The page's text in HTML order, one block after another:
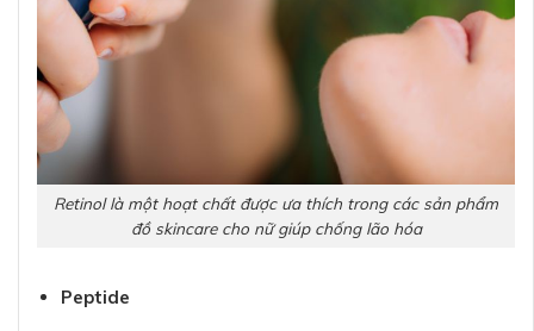
Retinol là một hoạt chất được ưa thích trong các sản phẩm
đồ skincare cho nữ giúp chống lão hóa
Peptide